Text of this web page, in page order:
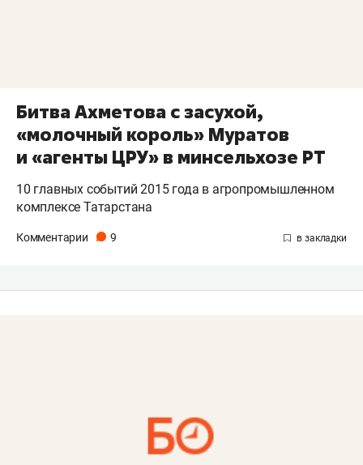
Битва Ахметова с засухой,
«молочный король» Муратов
и «агенты ЦРУ» в минсельхозе РТ
10 главных событий 2015 года в агропромышленном
комплексе Татарстана
Комментарии 9